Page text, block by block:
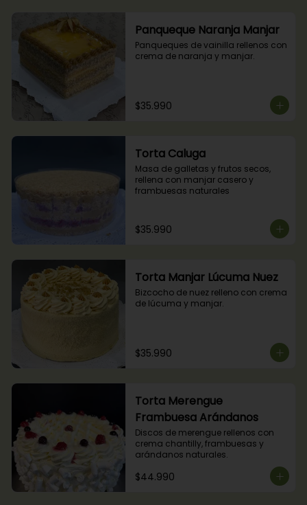
Panqueque Naranja Manjar
Panqueques de vainilla rellenos con
crema de naranja y manjar.
$35.990
Torta Caluga
Masa de galletas y frutos secos,
rellena con manjar casero y
frambuesas naturales
$35.990
Torta Manjar Lúcuma Nuez
Bizcocho de nuez relleno con crema
de lúcuma y manjar.
$35.990
Torta Merengue
Frambuesa Arándanos
Discos de merengue rellenos con
crema chantilly, frambuesas y
arándanos naturales.
$44.990